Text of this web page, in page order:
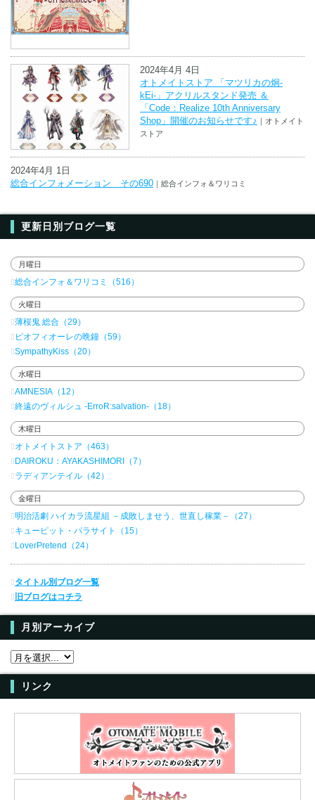
2024年4月 4日
オトメイトストア 「マツリカの炯-
kEi-」アクリルスタンド発売 ＆
「Code：Realize 10th Anniversary
Shop」開催のお知らせです♪ ｜オトメイト
ストア
2024年4月 1日
総合インフォメーション その690 ｜総合インフォ＆ワリコミ
更新日別ブログ一覧
月曜日
総合インフォ＆ワリコミ（516）
火曜日
薄桜鬼 総合（29）
ピオフィオーレの晩鐘（59）
SympathyKiss（20）
水曜日
AMNESIA（12）
終遠のヴィルシュ -ErroR:salvation-（18）
木曜日
オトメイトストア（463）
DAIROKU：AYAKASHIMORI（7）
ラディアンテイル（42）
金曜日
明治活劇 ハイカラ流星組 －成敗しませう、世直し稼業－（27）
キューピット・パラサイト（15）
LoverPretend（24）
タイトル別ブログ一覧
旧ブログはコチラ
月別アーカイブ
リンク